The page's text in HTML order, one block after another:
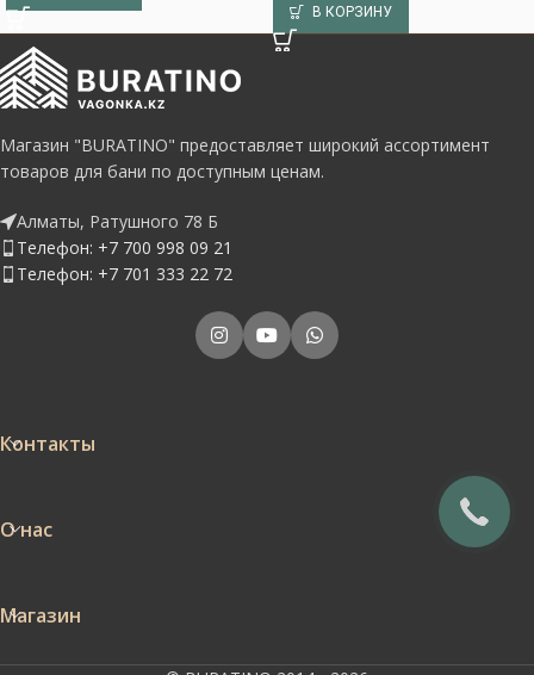
В КОРЗИНУ
Магазин "BURATINO" предоставляет широкий ассортимент
товаров для бани по доступным ценам.
Алматы, Ратушного 78 Б
Телефон: +7 700 998 09 21
Телефон: +7 701 333 22 72
Контакты
О нас
Магазин